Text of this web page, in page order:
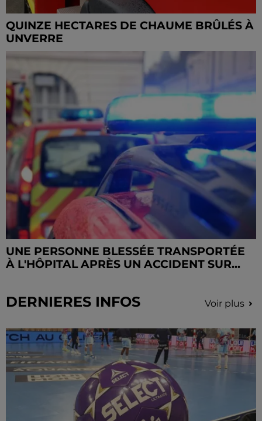
QUINZE HECTARES DE CHAUME BRÛLÉS À
UNVERRE
UNE PERSONNE BLESSÉE TRANSPORTÉE
À L'HÔPITAL APRÈS UN ACCIDENT SUR...
DERNIERES INFOS Voir plus